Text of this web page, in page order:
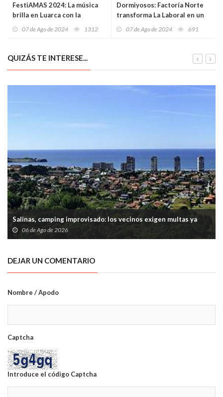
FestiAMAS 2024: La música
brilla en Luarca con la
07 de Ago de 2024 1312
Dormiyosos: Factoría Norte
transforma La Laboral en un
07 de Ago de 2024 691
QUIZÁS TE INTERESE...
Salinas, camping improvisado: los vecinos exigen multas ya
06 de Ago de 2026
DEJAR UN COMENTARIO
Nombre / Apodo
Captcha
Introduce el código Captcha